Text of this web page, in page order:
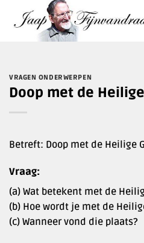
naar
VRAGEN ONDERWERPEN
Doop met de
Betreft: Doop met de Heilige
Vraag:
(a) Wat betekent met de
(b) Hoe wordt je met de
(c) Wanneer vond die plaats?